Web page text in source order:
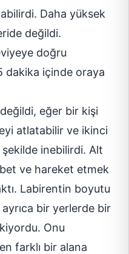
Daha yüksek
değildi.
doğru
dakika içinde oraya
eğer bir kişi
atlatabilir ve ikinci
şekilde inebilirdi. Alt
ve hareket etmek
Labirentin boyutu
bir yerlerde bir
Onu
farklı bir alana